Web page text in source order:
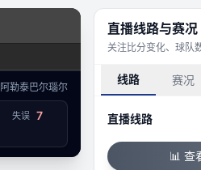
阿勒泰巴尔瑙尔
失误 7
直播线路与赛况
关注比分变化、球队
线路 赛况
直播线路
📊 查